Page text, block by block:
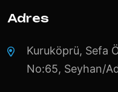
Adres
Kuruköprü, Sefa
No:65, Seyhan/